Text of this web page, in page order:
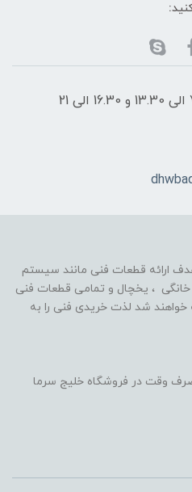
شنبه تا پنج‌شنبه ساعت 7.30 الی 13.30 و 16.30 الی 21
ارائه قطعات فنی مانند سیستم
، یخچال و تمامی قطعات فنی
خواهند شد لذت خریدی فنی را به
وقت در فروشگاه خلیج سرما